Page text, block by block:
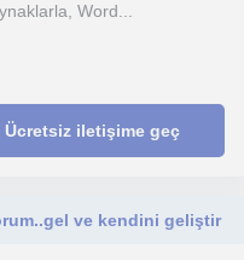
Word...
Ücretsiz iletişime geç
ve kendini geliştir